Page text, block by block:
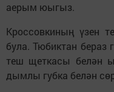
аерым юыгыз.
Кроссовкиның үзен
була. Тюбиктан
теш щеткасы белән
дымлы губка белән